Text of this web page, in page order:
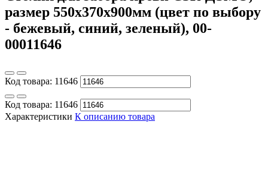
размер 550х370х900мм (цвет по выбору
- бежевый, синий, зеленый), 00-
00011646
Код товара: 11646
Код товара: 11646
Характеристики К описанию товара